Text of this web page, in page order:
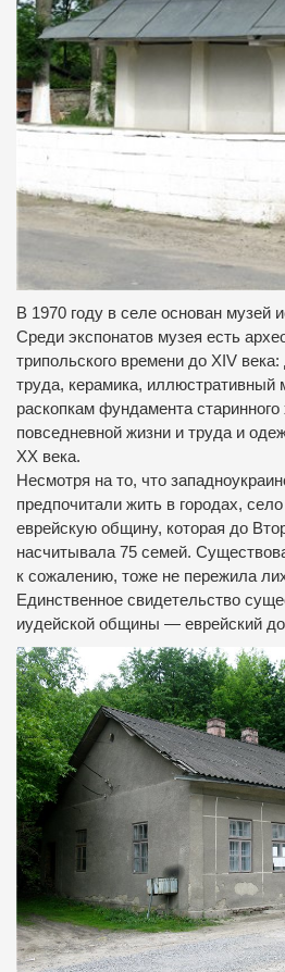
В 1970 году в селе основан музей
Среди экспонатов музея есть
трипольского времени до XIV
труда, керамика,
раскопкам фундамента
повседневной жизни и труда и
ХХ века.
Несмотря на то, что
предпочитали жить в городах,
еврейскую общину, которая до
насчитывала 75 семей.
к сожалению, тоже не пережила
Единственное свидетельство
иудейской общины — еврейский